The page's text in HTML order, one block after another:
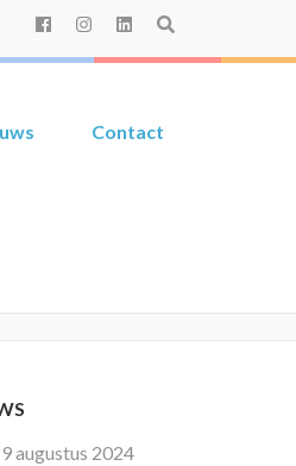
Contact
9 augustus 2024